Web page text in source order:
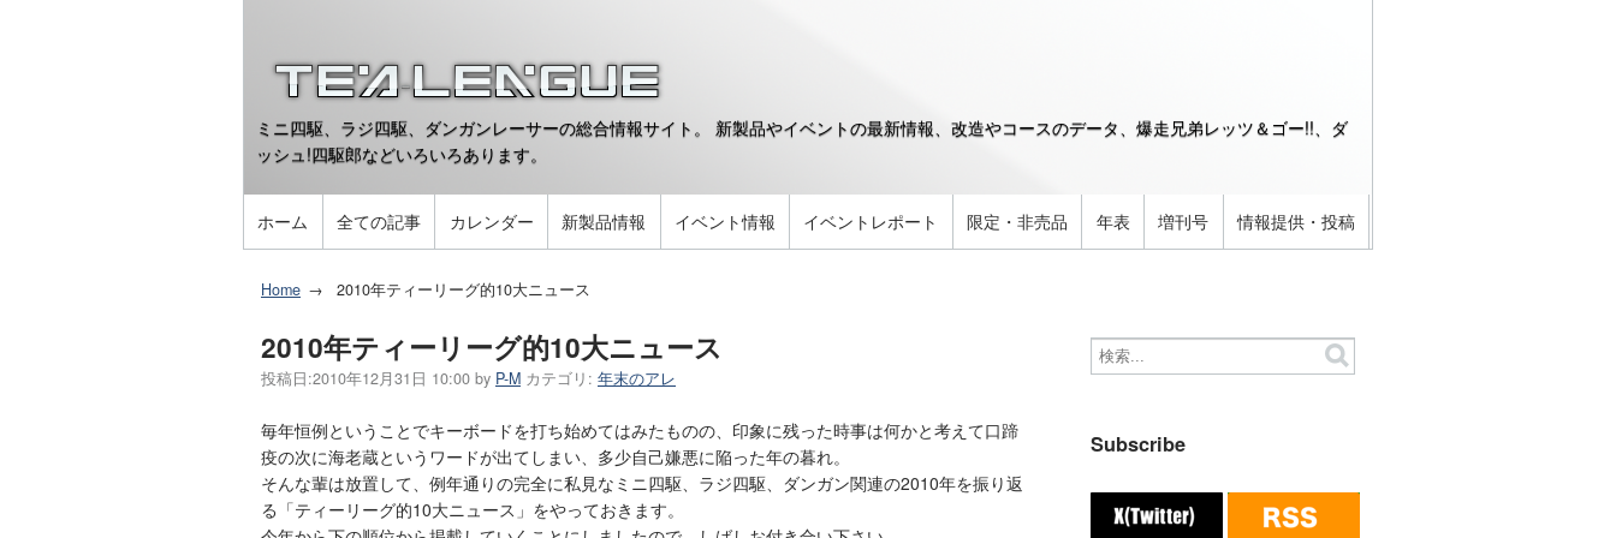
ミニ四駆、ラジ四駆、ダンガンレーサーの総合情報サイト。 新製品やイベントの最新情報、改造やコースのデータ、爆走兄弟レッツ＆ゴー!!、ダ
ッシュ!四駆郎などいろいろあります。
ホーム 全ての記事 カレンダー 新製品情報 イベント情報 イベントレポート 限定・非売品 年表 増刊号 情報提供・投稿
Home 2010年ティーリーグ的10大ニュース
2010年ティーリーグ的10大ニュース
投稿日:2010年12月31日 10:00 by P-M カテゴリ: 年末のアレ
毎年恒例ということでキーボードを打ち始めてはみたものの、印象に残った時事は何かと考えて口蹄
疫の次に海老蔵というワードが出てしまい、多少自己嫌悪に陥った年の暮れ。
そんな輩は放置して、例年通りの完全に私見なミニ四駆、ラジ四駆、ダンガン関連の2010年を振り返
る「ティーリーグ的10大ニュース」をやっておきます。
Subscribe